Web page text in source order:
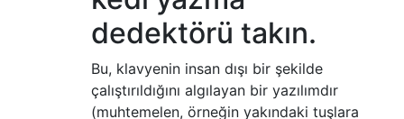
dedektörü takın.
Bu, klavyenin insan dışı bir şekilde
çalıştırıldığını algılayan bir yazılımdır
(muhtemelen, örneğin yakındaki tuşlara